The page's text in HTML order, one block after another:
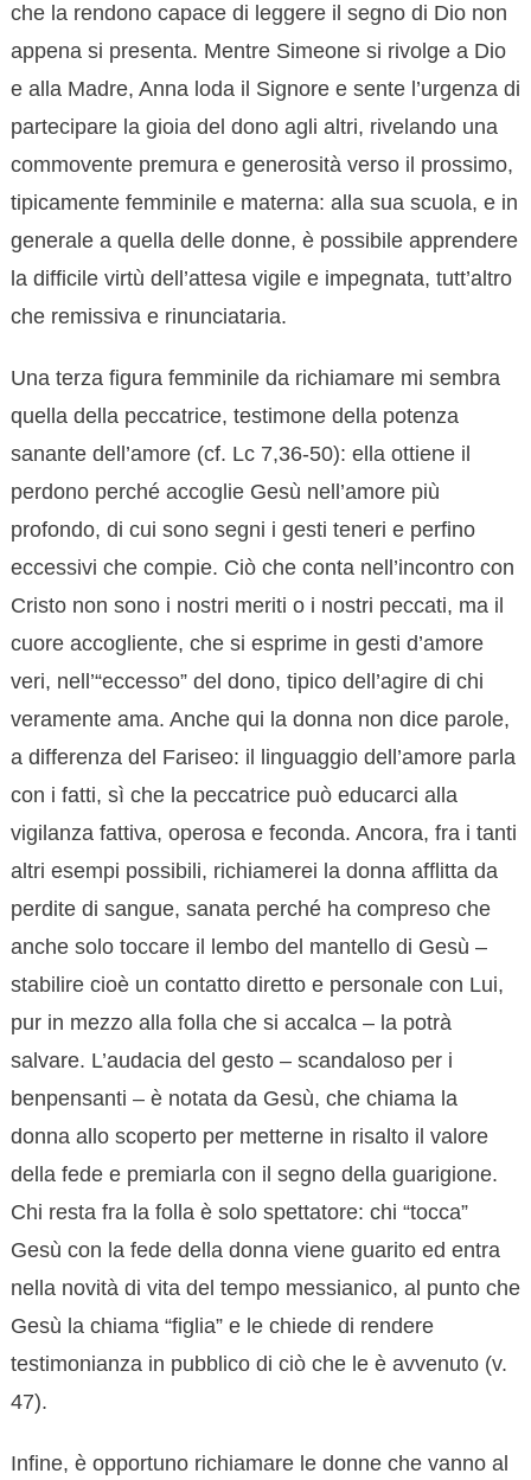
che la rendono capace di leggere il segno di Dio non
appena si presenta. Mentre Simeone si rivolge a Dio
e alla Madre, Anna loda il Signore e sente l’urgenza di
partecipare la gioia del dono agli altri, rivelando una
commovente premura e generosità verso il prossimo,
tipicamente femminile e materna: alla sua scuola, e in
generale a quella delle donne, è possibile apprendere
la difficile virtù dell’attesa vigile e impegnata, tutt’altro
che remissiva e rinunciataria.
Una terza figura femminile da richiamare mi sembra
quella della peccatrice, testimone della potenza
sanante dell’amore (cf. Lc 7,36-50): ella ottiene il
perdono perché accoglie Gesù nell’amore più
profondo, di cui sono segni i gesti teneri e perfino
eccessivi che compie. Ciò che conta nell’incontro con
Cristo non sono i nostri meriti o i nostri peccati, ma il
cuore accogliente, che si esprime in gesti d’amore
veri, nell’“eccesso” del dono, tipico dell’agire di chi
veramente ama. Anche qui la donna non dice parole,
a differenza del Fariseo: il linguaggio dell’amore parla
con i fatti, sì che la peccatrice può educarci alla
vigilanza fattiva, operosa e feconda. Ancora, fra i tanti
altri esempi possibili, richiamerei la donna afflitta da
perdite di sangue, sanata perché ha compreso che
anche solo toccare il lembo del mantello di Gesù –
stabilire cioè un contatto diretto e personale con Lui,
pur in mezzo alla folla che si accalca – la potrà
salvare. L’audacia del gesto – scandaloso per i
benpensanti – è notata da Gesù, che chiama la
donna allo scoperto per metterne in risalto il valore
della fede e premiarla con il segno della guarigione.
Chi resta fra la folla è solo spettatore: chi “tocca”
Gesù con la fede della donna viene guarito ed entra
nella novità di vita del tempo messianico, al punto che
Gesù la chiama “figlia” e le chiede di rendere
testimonianza in pubblico di ciò che le è avvenuto (v.
47).
Infine, è opportuno richiamare le donne che vanno al